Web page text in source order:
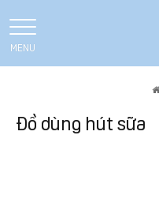
MENU
Đồ dùng hút sữa